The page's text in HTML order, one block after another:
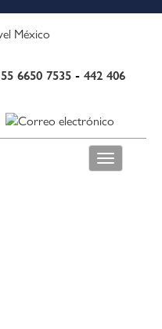
55 6650 7535 - 442 406
Toggle
navigation